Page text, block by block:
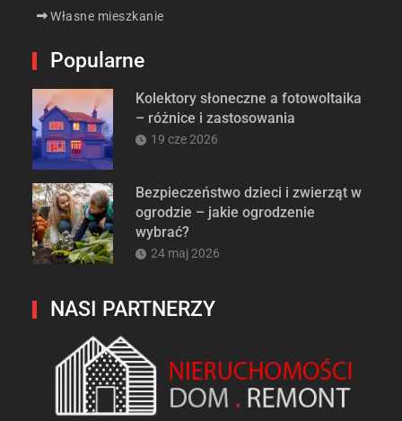
Własne mieszkanie
Popularne
Kolektory słoneczne a fotowoltaika
– różnice i zastosowania
19 cze 2026
Bezpieczeństwo dzieci i zwierząt w
ogrodzie – jakie ogrodzenie
wybrać?
24 maj 2026
NASI PARTNERZY